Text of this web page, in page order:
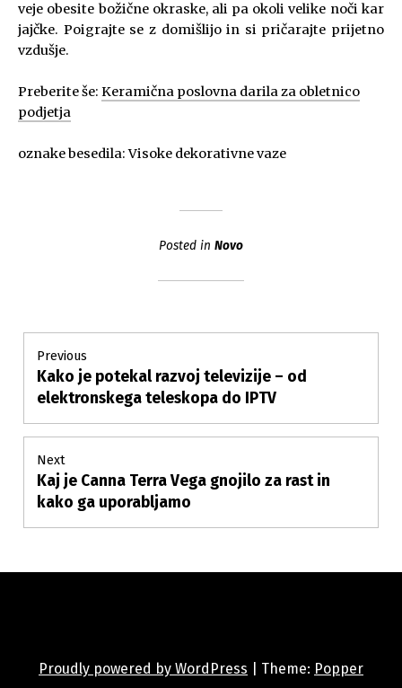
veje obesite božične okraske, ali pa okoli velike noči kar
jajčke. Poigrajte se z domišlijo in si pričarajte prijetno
vzdušje.
Preberite še:Keramična poslovna darila za obletnico
podjetja
oznake besedila: Visoke dekorativne vaze
Posted in Novo
Post
navigation
Previous
Previous
post:
Kako je potekal razvoj televizije – od
elektronskega teleskopa do IPTV
Next
Next
post:
Kaj je Canna Terra Vega gnojilo za rast in
kako ga uporabljamo
Proudly powered by WordPress Theme: Popper